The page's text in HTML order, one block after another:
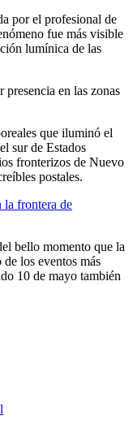
por el profesional de
fue más visible
lumínica de las
en las zonas
que iluminó el
sur de Estados
fronterizos de Nuevo
postales.
la frontera de
bello momento que la
los eventos más
10 de mayo también